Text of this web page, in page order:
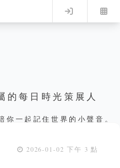
Log in
每日時光策展人
你一起記住世界的小聲音。
2026-01-02 下午 3 點